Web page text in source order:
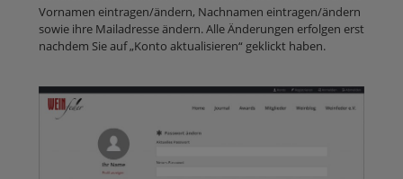
Vornamen eintragen/ändern, Nachnamen eintragen/ändern
sowie ihre Mailadresse ändern. Alle Änderungen erfolgen erst
nachdem Sie auf „Konto aktualisieren“ geklickt haben.